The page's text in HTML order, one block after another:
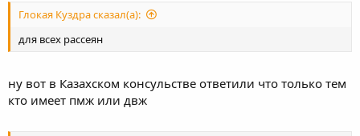
Глокая Куздра сказал(а):
для всех рассеян
ну вот в Казахском консульстве ответили что только тем
кто имеет пмж или двж